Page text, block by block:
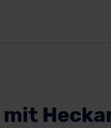
mit